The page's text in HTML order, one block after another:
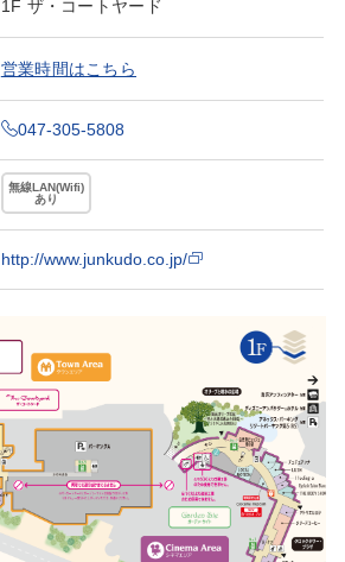
1F ザ・コートヤード
営業時間はこちら
047-305-5808
無線LAN(Wifi)
あり
http://www.junkudo.co.jp/